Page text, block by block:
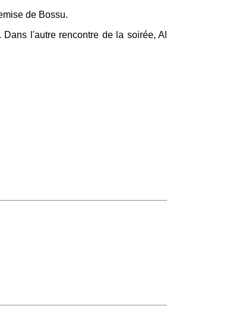
de Bossu.
l'autre rencontre de la soirée, Al